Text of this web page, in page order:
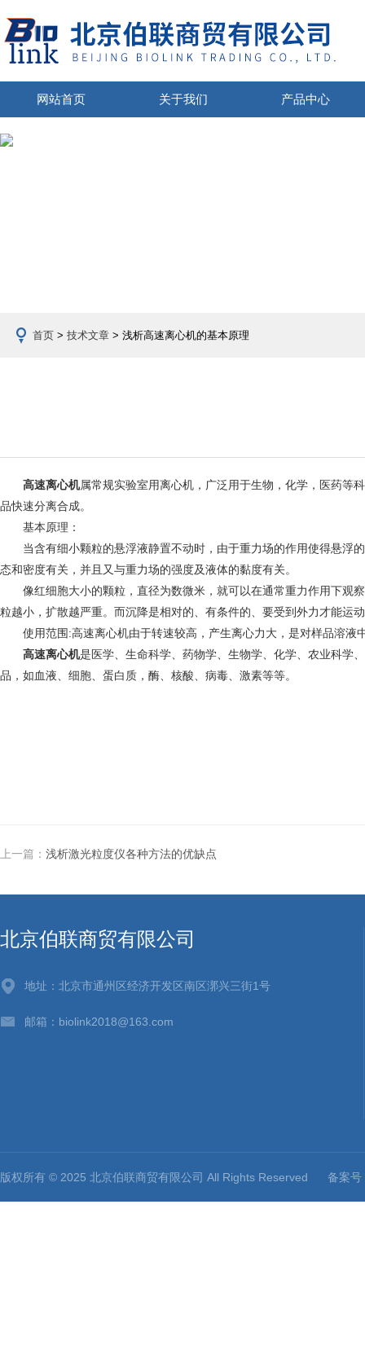
网站首页 关于我们 产品中心
首页 > 技术文章 > 浅析高速离心机的基本原理
高速离心机属常规实验室用离心机，广泛用于生物，化学，医药等
品快速分离合成。
基本原理：
当含有细小颗粒的悬浮液静置不动时，由于重力场的作用使得悬浮
态和密度有关，并且又与重力场的强度及液体的黏度有关。
像红细胞大小的颗粒，直径为数微米，就可以在通常重力作用下观
粒越小，扩散越严重。而沉降是相对的、有条件的、要受到外力才能运
使用范围:高速离心机由于转速较高，产生离心力大，是对样品溶液
高速离心机是医学、生命科学、药物学、生物学、化学、农业科学
品，如血液、细胞、蛋白质，酶、核酸、病毒、激素等等。
上一篇： 浅析激光粒度仪各种方法的优缺点
北京伯联商贸有限公司
地址：北京市通州区经济开发区南区漷兴三街1号
邮箱：biolink2018@163.com
版权所有 © 2025 北京伯联商贸有限公司 All Rights Reserved 备案号